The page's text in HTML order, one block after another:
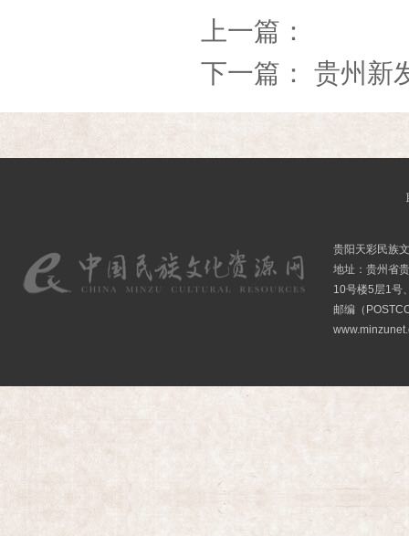
上一篇：
下一篇： 贵州新
贵阳天彩民族
地址：贵州省
10号楼5层1号
邮编（